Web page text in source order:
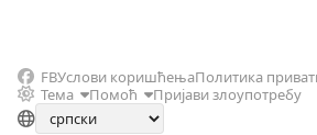
FBУслови коришћењаПолитика
Тема
Помоћ Пријави злоупотребу